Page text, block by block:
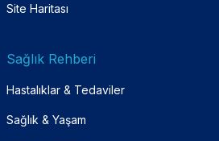
Site Haritası
Sağlık Rehberi
Hastalıklar & Tedaviler
Sağlık & Yaşam